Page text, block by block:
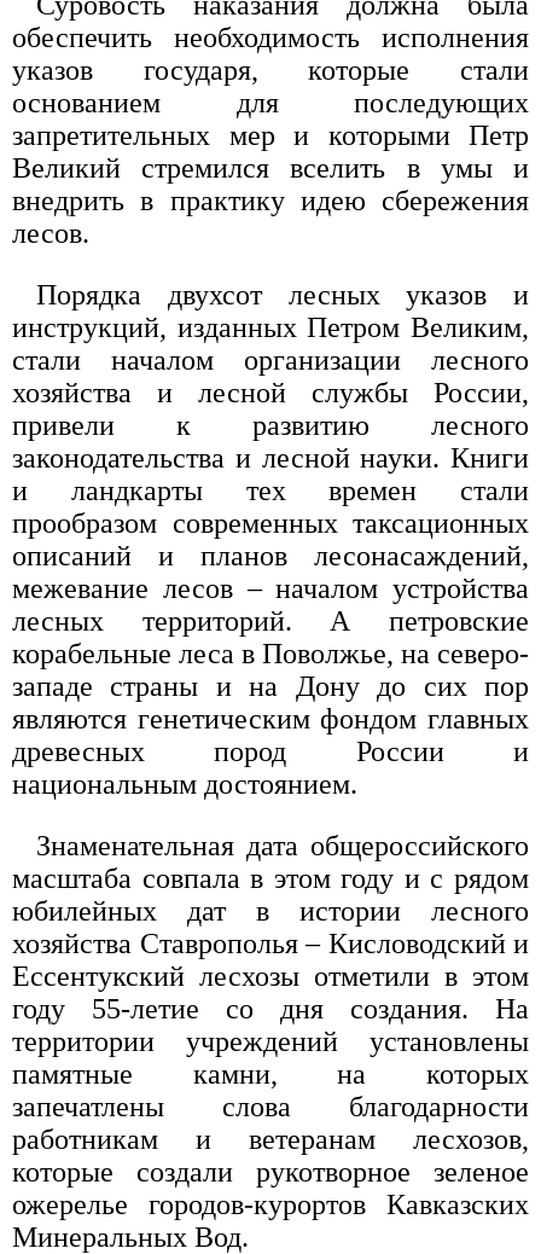
обеспечить необходимость исполнения
указов государя, которые стали
основанием для последующих
запретительных мер и которыми Петр
Великий стремился вселить в умы и
внедрить в практику идею сбережения
лесов.
Порядка двухсот лесных указов и
инструкций, изданных Петром Великим,
стали началом организации лесного
хозяйства и лесной службы России,
привели к развитию лесного
законодательства и лесной науки. Книги
и ландкарты тех времен стали
прообразом современных таксационных
описаний и планов лесонасаждений,
межевание лесов – началом устройства
лесных территорий. А петровские
корабельные леса в Поволжье, на северо-
западе страны и на Дону до сих пор
являются генетическим фондом главных
древесных пород России и
национальным достоянием.
Знаменательная дата общероссийского
масштаба совпала в этом году и с рядом
юбилейных дат в истории лесного
хозяйства Ставрополья – Кисловодский и
Ессентукский лесхозы отметили в этом
году 55-летие со дня создания. На
территории учреждений установлены
памятные камни, на которых
запечатлены слова благодарности
работникам и ветеранам лесхозов,
которые создали рукотворное зеленое
ожерелье городов-курортов Кавказских
Минеральных Вод.